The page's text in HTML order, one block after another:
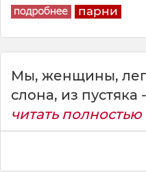
парни
Мы, женщины,
слона, из пустяка
читать полностью